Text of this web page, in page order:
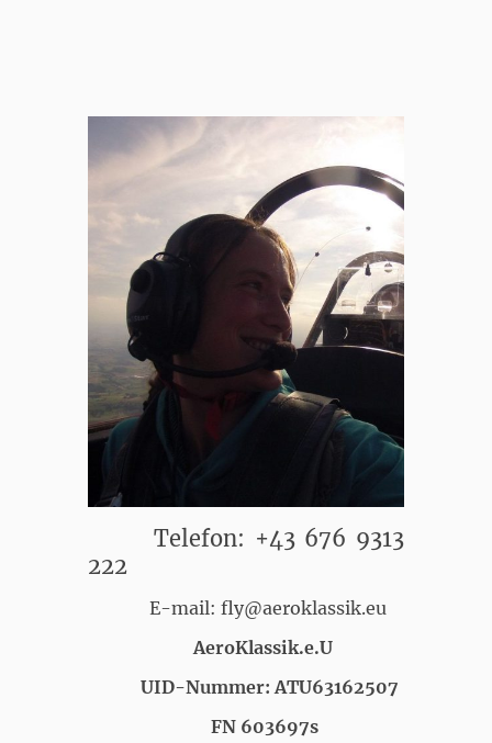
Telefon: +43 676 9313
222
E-mail: fly@aeroklassik.eu
AeroKlassik.e.U
UID-Nummer: ATU63162507
FN 603697s